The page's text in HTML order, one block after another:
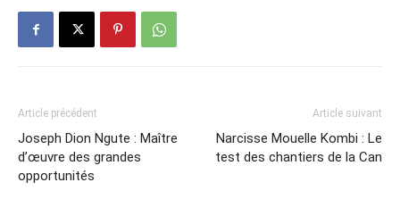
Article précédent
Joseph Dion Ngute : Maître
d’œuvre des grandes
opportunités
Article suivant
Narcisse Mouelle Kombi : Le
test des chantiers de la Can